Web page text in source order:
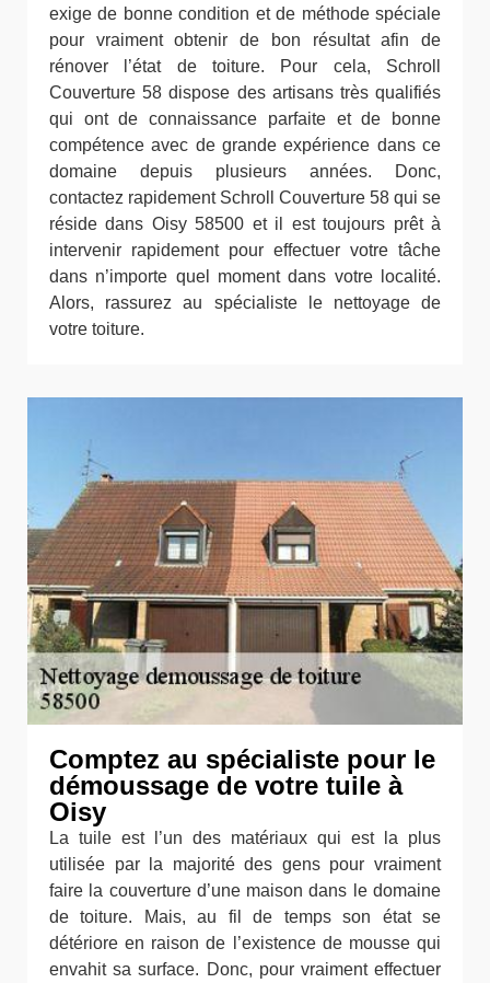
exige de bonne condition et de méthode spéciale
pour vraiment obtenir de bon résultat afin de
rénover l’état de toiture. Pour cela, Schroll
Couverture 58 dispose des artisans très qualifiés
qui ont de connaissance parfaite et de bonne
compétence avec de grande expérience dans ce
domaine depuis plusieurs années. Donc,
contactez rapidement Schroll Couverture 58 qui se
réside dans Oisy 58500 et il est toujours prêt à
intervenir rapidement pour effectuer votre tâche
dans n’importe quel moment dans votre localité.
Alors, rassurez au spécialiste le nettoyage de
votre toiture.
Comptez au spécialiste pour le
démoussage de votre tuile à
Oisy
La tuile est l’un des matériaux qui est la plus
utilisée par la majorité des gens pour vraiment
faire la couverture d’une maison dans le domaine
de toiture. Mais, au fil de temps son état se
détériore en raison de l’existence de mousse qui
envahit sa surface. Donc, pour vraiment effectuer